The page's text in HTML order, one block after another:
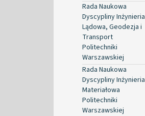
Rada Naukowa
Dyscypliny Inżynieria
Lądowa, Geodezja i
Transport
Politechniki
Warszawskiej
Rada Naukowa
Dyscypliny Inżynieria
Materiałowa
Politechniki
Warszawskiej